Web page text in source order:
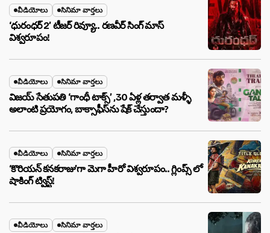
వీడియోలు సినిమా వార్తలు
‘ధురంధర్ 2’ టీజర్ రివ్యూ.. రణవీర్ సింగ్ మాస్
విశ్వరూపం!
వీడియోలు సినిమా వార్తలు
విజయ్ సేతుపతి ‘గాంధీ టాక్స్’ ,30 ఏళ్ల తర్వాత మళ్ళీ
అలాంటి ప్రయోగం, బాక్సాఫీస్‌ను షేక్ చేస్తుందా?
వీడియోలు సినిమా వార్తలు
‘కొరియన్ కనకరాజు’గా మెగా హీరో విశ్వరూపం.. గ్లింప్స్ లో
షాకింగ్ ట్విస్ట్!
వీడియోలు సినిమా వార్తలు